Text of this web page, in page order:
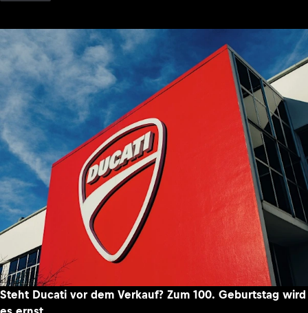
Steht Ducati vor dem Verkauf? Zum 100. Geburtstag wird